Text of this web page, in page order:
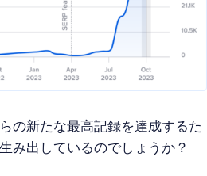
の新たな最高記録を達成するた
み出しているのでしょうか？